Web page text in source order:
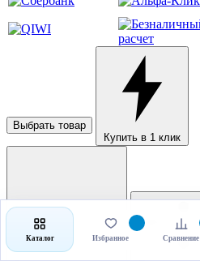
Выбрать товар
Купить в 1 клик
Каталог Избранное Сравнение